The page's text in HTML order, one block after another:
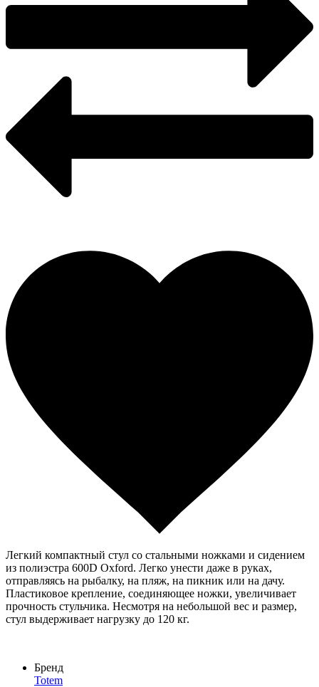
Легкий компактный стул со стальными ножками и сидением
из полиэстра 600D Oxford. Легко унести даже в руках,
отправляясь на рыбалку, на пляж, на пикник или на дачу.
Пластиковое крепление, соединяющее ножки, увеличивает
прочность стульчика. Несмотря на небольшой вес и размер,
стул выдерживает нагрузку до 120 кг.
Бренд
Totem